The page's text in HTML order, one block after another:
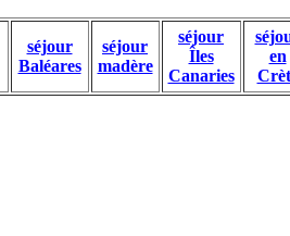
séjour
Baléares
séjour
madère
séjour
Îles
Canaries
en